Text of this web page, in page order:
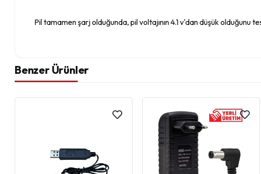
Pil tamamen şarj olduğunda, pil voltajının 4.1 v'dan düşük
Benzer Ürünler